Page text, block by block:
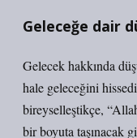
Geleceğe dair
Gelecek hakkında
hale geleceğini
bireyselleştikçe,
bir boyuta taşınacak